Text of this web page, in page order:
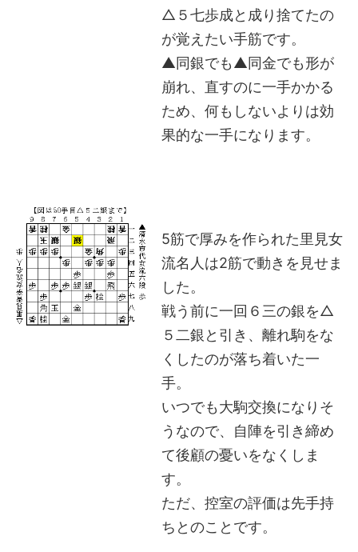
△５七歩成と成り捨てたの
が覚えたい手筋です。
▲同銀でも▲同金でも形が
崩れ、直すのに一手かかる
ため、何もしないよりは効
果的な一手になります。
5筋で厚みを作られた里見女
流名人は2筋で動きを見せま
した。
戦う前に一回６三の銀を△
５二銀と引き、離れ駒をな
くしたのが落ち着いた一
手。
いつでも大駒交換になりそ
うなので、自陣を引き締め
て後顧の憂いをなくしま
す。
ただ、控室の評価は先手持
ちとのことです。